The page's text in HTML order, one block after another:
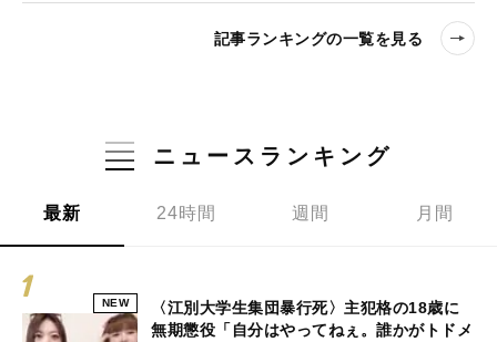
記事ランキングの一覧を見る
ニュースランキング
最新 24時間 週間 月間
NEW
〈江別大学生集団暴行死〉主犯格の18歳に
無期懲役「自分はやってねぇ。誰かがトドメ